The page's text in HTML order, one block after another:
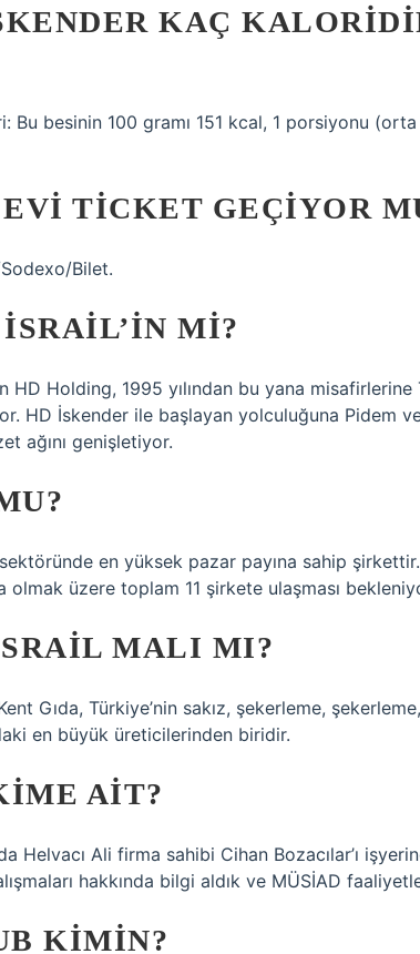
KAÇ
Bu besinin 100 gramı 151 kcal, 1 porsiyonu
EVI TICKET GEÇIYOR
Bilet.
MI?
HD Holding, 1995 yılından bu yana misafirlerine
HD İskender ile başlayan yolculuğuna Pidem
ağını genişletiyor.
en yüksek pazar payına sahip şirkettir.
olmak üzere toplam 11 şirkete ulaşması
MALI MI?
Gıda, Türkiye’nin sakız, şekerleme,
en büyük üreticilerinden biridir.
AIT?
Helvacı Ali firma sahibi Cihan Bozacılar’ı
hakkında bilgi aldık ve MÜSİAD
KIMIN?